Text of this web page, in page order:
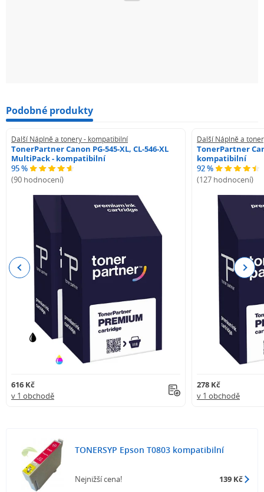
Podobné produkty
Další Náplně a tonery - kompatibilní
TonerPartner Canon PG-545-XL, CL-546-XL
MultiPack - kompatibilní
95 %
(90 hodnocení)
616 Kč
v 1 obchodě
Další Náplně a
TonerPartner
kompatibilní
92 %
(127 hodnocení)
278 Kč
v 1 obchodě
Previous Next
TONERSYP Epson T0803 kompatibilní
Nejnižší cena! 139 Kč